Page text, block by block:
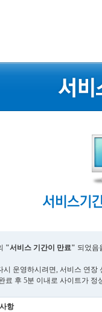
"서비스 기간이 만료" 되었음
시 운영하시려면, 서비스 연장
료 후 5분 이내로 사이트가 정
항